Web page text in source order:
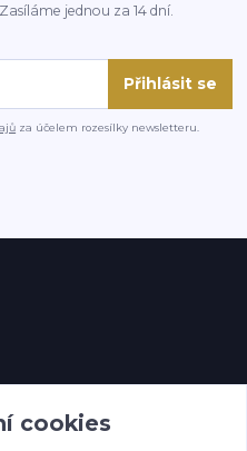
jednou za 14 dní.
Přihlásit se
za účelem rozesílky newsletteru.
cookies